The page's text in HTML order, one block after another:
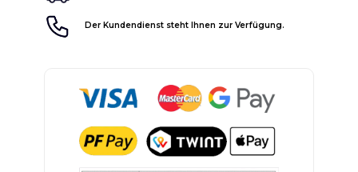
Der Kundendienst steht Ihnen zur Verfügung.